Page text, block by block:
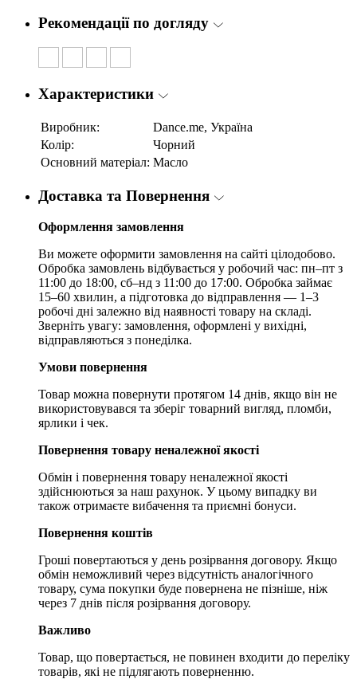
Рекомендації по догляду
Характеристики
Виробник:
Dance.me, Україна
Колір:
Чорний
Основний матеріал: Масло
Доставка та Повернення
Оформлення замовлення
Ви можете оформити замовлення на сайті цілодобово.
Обробка замовлень відбувається у робочий час: пн–пт з
11:00 до 18:00, сб–нд з 11:00 до 17:00. Обробка займає
15–60 хвилин, а підготовка до відправлення — 1–3
робочі дні залежно від наявності товару на складі.
Зверніть увагу: замовлення, оформлені у вихідні,
відправляються з понеділка.
Умови повернення
Товар можна повернути протягом 14 днів, якщо він не
використовувався та зберіг товарний вигляд, пломби,
ярлики і чек.
Повернення товару неналежної якості
Обмін і повернення товару неналежної якості
здійснюються за наш рахунок. У цьому випадку ви
також отримаєте вибачення та приємні бонуси.
Повернення коштів
Гроші повертаються у день розірвання договору. Якщо
обмін неможливий через відсутність аналогічного
товару, сума покупки буде повернена не пізніше, ніж
через 7 днів після розірвання договору.
Важливо
Товар, що повертається, не повинен входити до переліку
товарів, які не підлягають поверненню.